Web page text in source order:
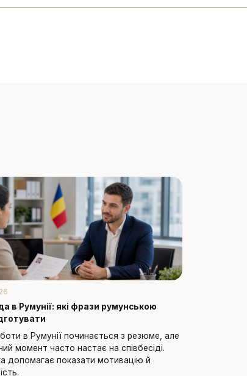
в Румунії: які фрази румунською
в Румунії починається з резюме, але
момент часто настає на співбесіді.
допомагає показати мотивацію й